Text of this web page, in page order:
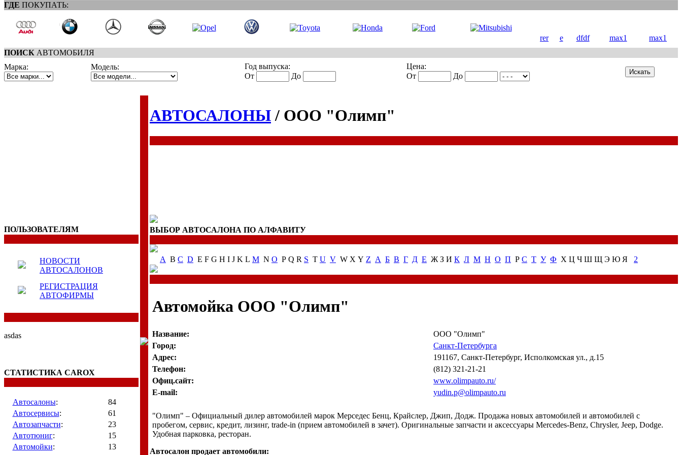
ГДЕ ПОКУПАТЬ:
rer e dfdf max1
max1
ПОИСК АВТОМОБИЛЯ
Марка:
Модель:
Год выпуска:
От
До
Цена:
От
До
ПОЛЬЗОВАТЕЛЯМ
НОВОСТИ
АВТОСАЛОНОВ
РЕГИСТРАЦИЯ
АВТОФИРМЫ
asdas
СТАТИСТИКА CAROX
Автосалоны:
84
Автосервисы:
61
Автозапчасти:
23
Автотюниг:
15
Автомойки:
13
АВТОСАЛОНЫ/ ООО "Олимп"
ВЫБОР АВТОСАЛОНА ПО АЛФАВИТУ
A B C D E F G H I J K L M N O P Q R S T U V W X Y Z А Б В Г Д Е Ж З И К Л М Н О П Р С Т У Ф Х Ц Ч Ш Щ Э Ю Я 2
Автомойка ООО "Олимп"
Название:
ООО "Олимп"
Город:
Санкт-Петербурга
Адрес:
191167, Санкт-Петербург, Исполкомская ул., д.15
Телефон:
(812) 321-21-21
Офиц.сайт:
www.olimpauto.ru/
E-mail:
yudin.p@olimpauto.ru
"Олимп" – Официальный дилер автомобилей марок Мерседес Бенц, Крайслер, Джип, Додж. Продажа новых автомобилей и автомобилей с
пробегом, сервис, кредит, лизинг, trade-in (прием автомобилей в зачет). Оригинальные запчасти и аксессуары Mercedes-Benz, Chrysler, Jeep, Dodge.
Удобная парковка, ресторан.
Автосалон продает автомобили: